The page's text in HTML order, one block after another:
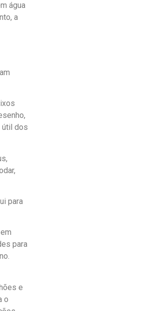
água
a
útil dos
para
para
e
o